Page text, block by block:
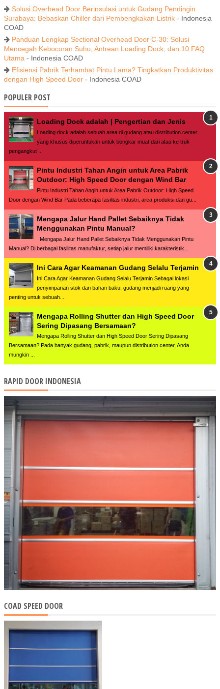
Solusi Overhead Door Berinsulasi untuk Gudang Pendingin
Surabaya: Bebaskan Chiller dari Pembengkakan Listrik - Indonesia
COAD
Panduan Lengkap Sectional Overhead Door C-30: Solusi
Mencegah Kebocoran Suhu, Antrean Loading Dock, dan 10 FAQ
Utama - Indonesia COAD
Efisiensi Pabrik Terhambat Pintu Lama? Tingkatkan Produktivitas
dengan High Speed Door - Indonesia COAD
POPULER POST
Loading Dock adalah | Pengertian dan Jenis
Loading dock adalah sebuah area di gudang atau distribution center
yang khusus diperuntukan untuk bongkar muat dari atau ke truk
pengangkut ...
Pintu Industri Tahan Angin untuk Area Pabrik
Outdoor: High Speed Door dengan Wind Bar
Pintu Industri Tahan Angin untuk Area Pabrik Outdoor: High Speed
Door dengan Wind Bar Pada beberapa fasilitas industri, area produksi dan gu...
Mengapa Jalur Hand Pallet Sebaiknya Tidak
Menggunakan Pintu Manual?
Mengapa Jalur Hand Pallet Sebaiknya Tidak Menggunakan Pintu
Manual? Di berbagai fasilitas manufaktur, setiap jalur memiliki karakteristik...
Ini Cara Agar Keamanan Gudang Selalu Terjamin
Ini Cara Agar Keamanan Gudang Selalu Terjamin Sebagai lokasi
penyimpanan stok dan bahan baku, gudang menjadi ruang yang
penting untuk sebuah...
Mengapa Rolling Shutter dan High Speed Door
Sering Dipasang Bersamaan?
Mengapa Rolling Shutter dan High Speed Door Sering Dipasang
Bersamaan? Pada banyak gudang, pabrik, maupun distribution center, Anda
mungkin ...
RAPID DOOR INDONESIA
COAD SPEED DOOR